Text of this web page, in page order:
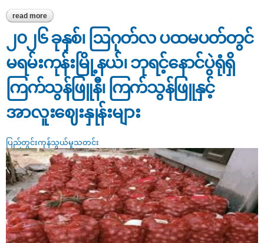
read more about “ကျောက်ဖရုံသီးဈေးနှုန်း အနည်းငယ်မြင့်တက်”
၂၀၂၆ ခုနှစ်၊ ဩဂုတ်လ ပထမပတ်တွင်
မရမ်းကုန်းမြို့နယ်၊ ဘုရင့်နောင်ပွဲရုံရှိ
ကြက်သွန်ဖြူနီ၊ ကြက်သွန်ဖြူနှင့်
အာလူးဈေးနှုန်းများ
ပြည်တွင်းကုန်သွယ်မှုသတင်း